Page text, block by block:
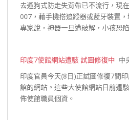
去遛狗式防走失背帶已不流行，現
007，藉手機搭追蹤器或藍牙裝置
專家說，神器一旦遭破解，小孩恐
印度7使館網站遭駭 試圖修復中 中
印度官員今天(8日)正試圖修復7間
館的網站。這些大使館網站日前遭
佈使館職員個資。